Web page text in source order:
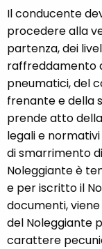
Il conducente
procedere alla
partenza, dei
raffreddamento
pneumatici, del
frenante e della
prende atto
legali e
di smarrimento
Noleggiante è
e per iscritto il
documenti,
del Noleggiante
carattere